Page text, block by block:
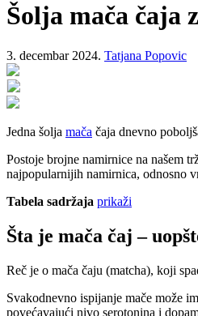
Šolja mača čaja
3. decembar 2024. Tatjana Popovic
Jedna šolja mača čaja dnevno
Postoje brojne namirnice na našem
najpopularnijih namirnica, odnosno
Tabela sadržaja prikaži
Šta je mača čaj –
Reč je o mača čaju (matcha), koji
Svakodnevno ispijanje mače može
povećavajući nivo serotonina i